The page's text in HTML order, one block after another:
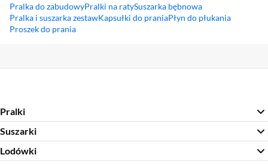
Pralka do zabudowyPralki na ratySuszarka bębnowa
Pralka i suszarka zestawKapsułki do praniaPłyn do płukania
Proszek do prania
Pralki
Suszarki
Lodówki